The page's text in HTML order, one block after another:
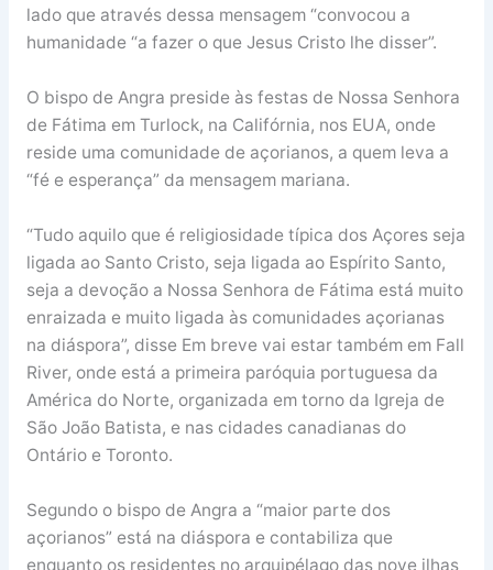
lado que através dessa mensagem “convocou a
humanidade “a fazer o que Jesus Cristo lhe disser”.
O bispo de Angra preside às festas de Nossa Senhora
de Fátima em Turlock, na Califórnia, nos EUA, onde
reside uma comunidade de açorianos, a quem leva a
“fé e esperança” da mensagem mariana.
“Tudo aquilo que é religiosidade típica dos Açores seja
ligada ao Santo Cristo, seja ligada ao Espírito Santo,
seja a devoção a Nossa Senhora de Fátima está muito
enraizada e muito ligada às comunidades açorianas
na diáspora”, disse Em breve vai estar também em Fall
River, onde está a primeira paróquia portuguesa da
América do Norte, organizada em torno da Igreja de
São João Batista, e nas cidades canadianas do
Ontário e Toronto.
Segundo o bispo de Angra a “maior parte dos
açorianos” está na diáspora e contabiliza que
enquanto os residentes no arquipélago das nove ilhas